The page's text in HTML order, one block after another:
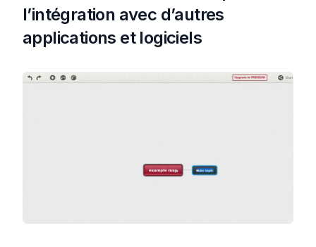
l’intégration avec d’autres
applications et logiciels